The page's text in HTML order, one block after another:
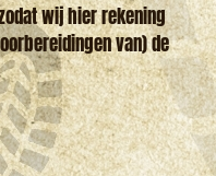
wij hier rekening
van) de